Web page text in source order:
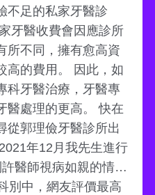
不足的私家牙醫診
牙醫收費會因應診所
所不同，擁有愈高資
高的費用。 因此，如
科牙醫治療，牙醫專
醫處理的更高。 快在
從郭理儉牙醫診所出
年12月我先生進行
醫師視病如親的情…
別中，網友評價最高